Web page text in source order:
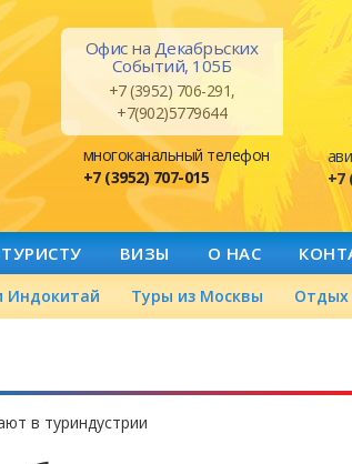
Офис на Декабрьских
Событий, 105Б
+7 (3952) 706-291,
+7(902)5779644
многоканальный телефон
+7 (3952) 707-015
+7
ТУРИСТУ ВИЗЫ О НАС
Индокитай Туры из Москвы Отдых
в туриндустрии